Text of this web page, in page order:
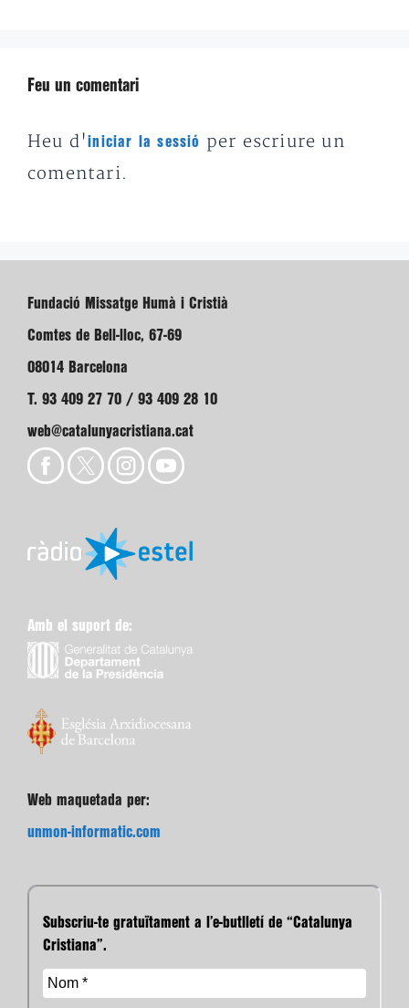
Feu un comentari
Heu d'iniciar la sessió
per escriure un
comentari.
Fundació Missatge Humà i Cristià
Comtes de Bell-lloc, 67-69
08014 Barcelona
T. 93 409 27 70 / 93 409 28 10
web@catalunyacristiana.cat
Amb el suport de:
Web maquetada per:
unmon-informatic.com
Subscriu-te gratuïtament a l’e-butlletí de “Catalunya
Cristiana”.